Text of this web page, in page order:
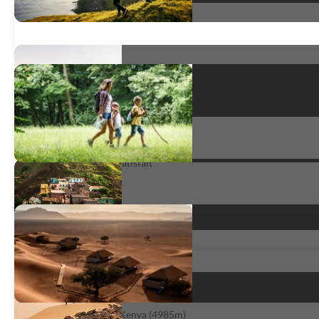
Mont Kenya
Ascension du mont Kenya (4985m)
très satisfait*
Séjour très riche
Ascension du mont Kenya (4985m)